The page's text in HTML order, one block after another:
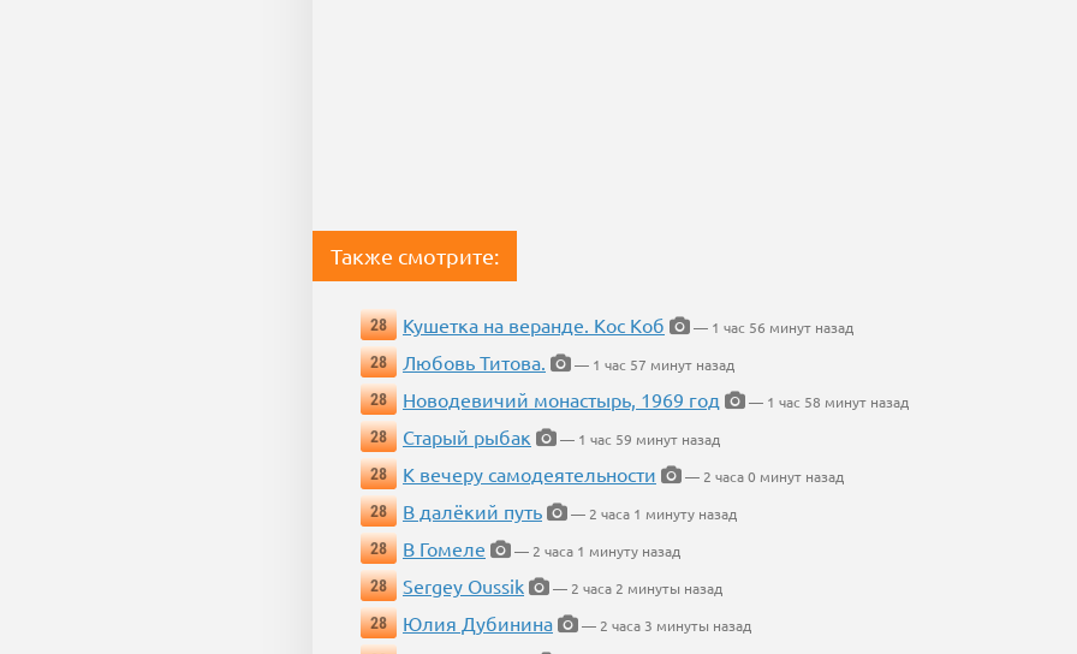
Также смотрите:
28 Кушетка на веранде. Кос Коб
— 1 час 56 минут назад
28
Любовь Титова.
— 1 час 57 минут назад
28
Новодевичий монастырь, 1969 год
— 1 час 58 минут назад
28
Старый рыбак
— 1 час 59 минут назад
28
К вечеру самодеятельности
— 2 часа 0 минут назад
28
В далёкий путь
— 2 часа 1 минуту назад
28
В Гомеле
— 2 часа 1 минуту назад
28
Sergey Oussik
— 2 часа 2 минуты назад
28
Юлия Дубинина
— 2 часа 3 минуты назад